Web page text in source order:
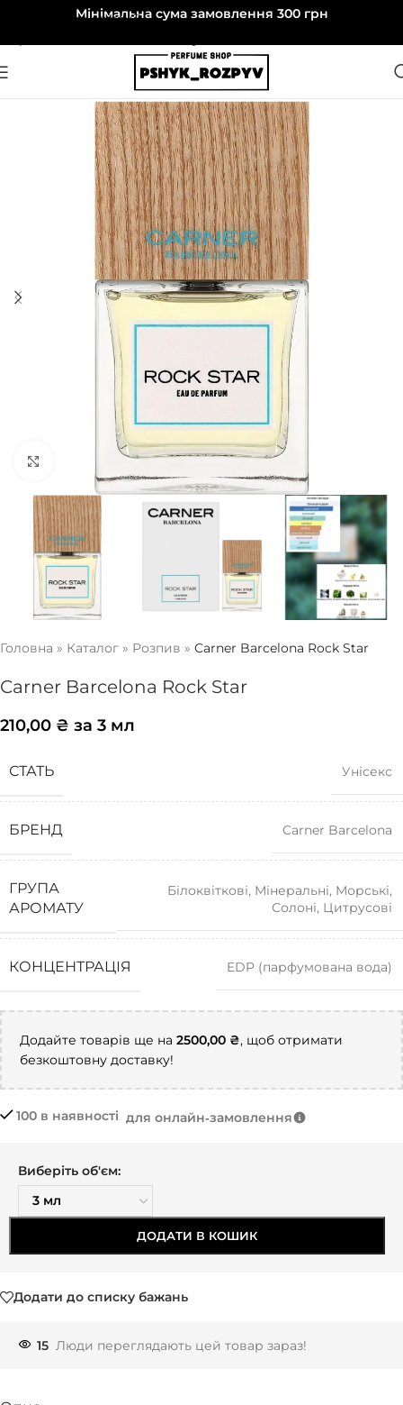
Перейти до навігаціїМінімальна сума замовлення 300 грн
Натисніть, щоб збільшити
Головна » Каталог » Розпив » Carner Barcelona Rock Star
Carner Barcelona Rock Star
210,00 ₴ за 3 мл
СТАТЬ Унісекс
БРЕНД Carner Barcelona
ГРУПА
АРОМАТУ
Білоквіткові, Мінеральні, Морські,
Солоні, Цитрусові
КОНЦЕНТРАЦІЯ EDP (парфумована вода)
Додайте товарів ще на 2500,00 ₴, щоб отримати
безкоштовну доставку!
100 в наявності для онлайн‑замовлення
Виберіть об'єм:
ДОДАТИ В КОШИК
Додати до списку бажань
15 Люди переглядають цей товар зараз!